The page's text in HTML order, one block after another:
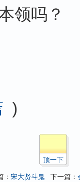
领吗？
)
顶一下
： 宋大贤斗鬼 下一篇：